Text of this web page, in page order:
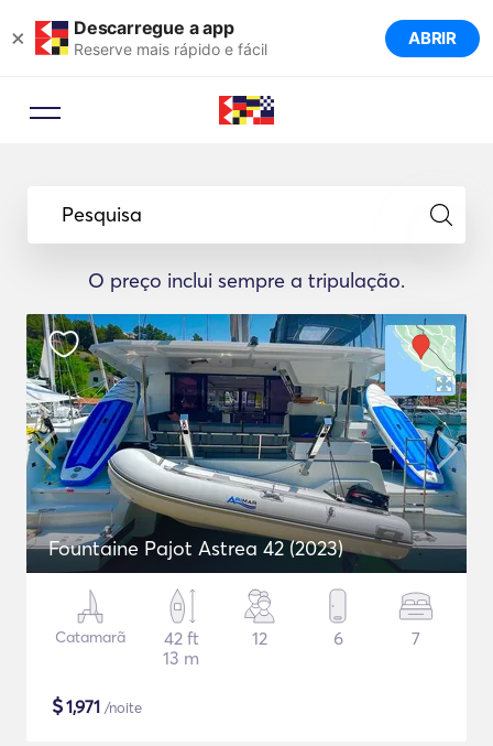
× Descarregue a app
Reserve mais rápido e fácil ABRIR
Pesquisa
O preço inclui sempre a tripulação.
Fountaine Pajot Astrea 42 (2023)
Catamarã
42 ft
13 m
12 6 7
$1,971 /noite